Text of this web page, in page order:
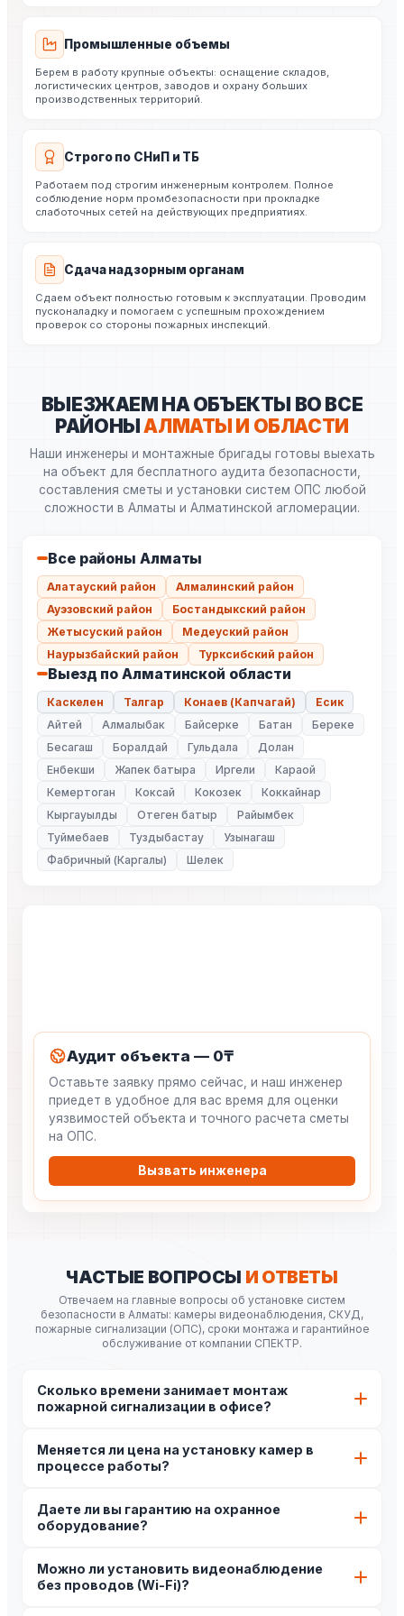
Промышленные объемы
Берем в работу крупные объекты: оснащение складов,
логистических центров, заводов и охрану больших
производственных территорий.
Строго по СНиП и ТБ
Работаем под строгим инженерным контролем. Полное
соблюдение норм промбезопасности при прокладке
слаботочных сетей на действующих предприятиях.
Сдача надзорным органам
Сдаем объект полностью готовым к эксплуатации. Проводим
пусконаладку и помогаем с успешным прохождением
проверок со стороны пожарных инспекций.
ВЫЕЗЖАЕМ НА ОБЪЕКТЫ ВО ВСЕ
РАЙОНЫАЛМАТЫ И ОБЛАСТИ
Наши инженеры и монтажные бригады готовы выехать
на объект для бесплатного аудита безопасности,
составления сметы и установки систем ОПС любой
сложности в Алматы и Алматинской агломерации.
Все районы Алматы
Алатауский район
Алмалинский район
Ауэзовский район
Бостандыкский район
Жетысуский район
Медеуский район
Наурызбайский район
Турксибский район
Выезд по Алматинской области
Каскелен Талгар Конаев (Капчагай)
Есик
Айтей
Алмалыбак Байсерке Батан
Береке
Бесагаш
Боралдай Гульдала
Долан
Енбекши
Жапек батыра Иргели
Караой
Кемертоган
Коксай Кокозек
Коккайнар
Кыргауылды
Отеген батыр
Райымбек
Туймебаев
Туздыбастау
Узынагаш
Фабричный (Каргалы)
Шелек
Аудит объекта — 0₸
Оставьте заявку прямо сейчас, и наш инженер
приедет в удобное для вас время для оценки
уязвимостей объекта и точного расчета сметы
на ОПС.
Вызвать инженера
ЧАСТЫЕ ВОПРОСЫ И ОТВЕТЫ
Отвечаем на главные вопросы об установке систем
безопасности в Алматы: камеры видеонаблюдения, СКУД,
пожарные сигнализации (ОПС), сроки монтажа и гарантийное
обслуживание от компании СПЕКТР.
Сколько времени занимает монтаж
пожарной сигнализации в офисе?
занимает 1-2 дня. Точные сроки зависят от сложности
кабельных трасс, количества датчиков и готовности
Меняется ли цена на установку камер в
процессе работы?
бесплатного аудита объекта инженером. После
утверждения сметы стоимость оборудования и
увеличивается.
Даете ли вы гарантию на охранное
оборудование?
лет на все устанавливаемое оборудование (камеры,
панели ОПС, датчики) и отдельную гарантию на
Можно ли установить видеонаблюдение
без проводов (Wi-Fi)?